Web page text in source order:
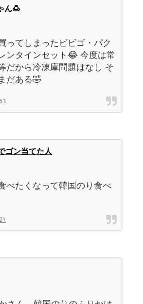
ん🍮
ってしまったビビゴ・パク
ンタインセット😂 今度は常
だから冷凍庫問題はなし そ
だある🤣
ゴン当てた人
べたくなって韓国のり食べ